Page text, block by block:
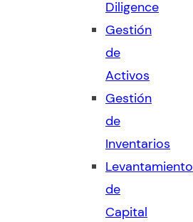
Diligence
Gestión
de
Activos
Gestión
de
Inventarios
Levantamiento
de
Capital